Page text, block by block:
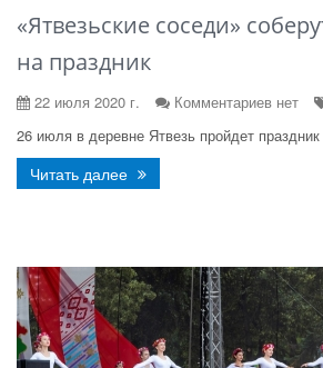
«Ятвезьские соседи»
на праздник
22 июля 2020 г. Комментариев нет
26 июля в деревне Ятвезь пройдет
Читать далее